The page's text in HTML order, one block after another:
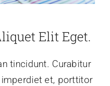
Elit Eget.
tincidunt. Curabitur
et, porttitor